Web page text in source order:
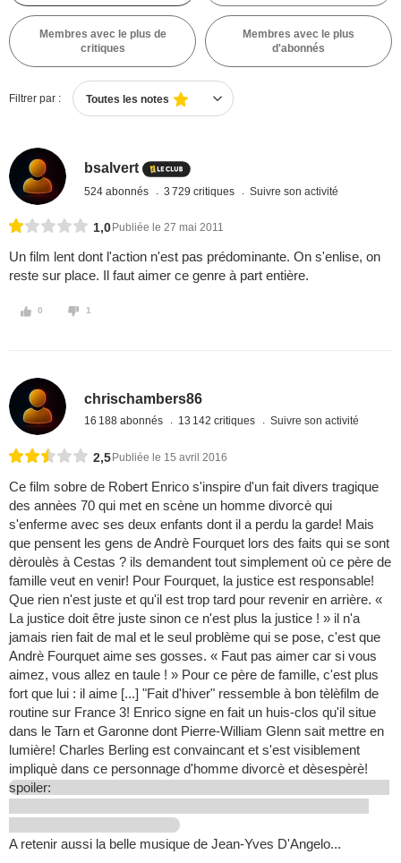
Membres avec le plus de
critiques
Membres avec le plus
d'abonnés
Filtrer par : Toutes les notes
bsalvert
524 abonnés 3 729 critiques Suivre son activité
1,0 Publiée le 27 mai 2011
Un film lent dont l'action n'est pas prédominante. On s'enlise, on
reste sur place. Il faut aimer ce genre à part entière.
0 1
chrischambers86
16 188 abonnés 13 142 critiques Suivre son activité
2,5 Publiée le 15 avril 2016
Ce film sobre de Robert Enrico s'inspire d'un fait divers tragique
des annèes 70 qui met en scène un homme divorcè qui
s'enferme avec ses deux enfants dont il a perdu la garde! Mais
que pensent les gens de Andrè Fourquet lors des faits qui se sont
dèroulès à Cestas ? ils demandent tout simplement où ce père de
famille veut en venir! Pour Fourquet, la justice est responsable!
Que rien n'est juste et qu'il est trop tard pour revenir en arrière. «
La justice doit être juste sinon ce n'est plus la justice ! » il n'a
jamais rien fait de mal et le seul problème qui se pose, c'est que
Andrè Fourquet aime ses gosses. « Faut pas aimer car si vous
aimez, vous allez en taule ! » Pour ce père de famille, c'est plus
fort que lui : il aime [...] "Fait d'hiver" ressemble à bon tèlèfilm de
routine sur France 3! Enrico signe en fait un huis-clos qu'il situe
dans le Tarn et Garonne dont Pierre-William Glenn sait mettre en
lumière! Charles Berling est convaincant et s'est visiblement
impliquè dans ce personnage d'homme divorcè et dèsespèrè!
spoiler:
A retenir aussi la belle musique de Jean-Yves D'Angelo...